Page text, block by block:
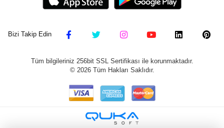
Bizi Takip Edin
Tüm bilgileriniz 256bit SSL Sertifikası ile korunmaktadır.
© 2026Tüm Hakları Saklıdır.